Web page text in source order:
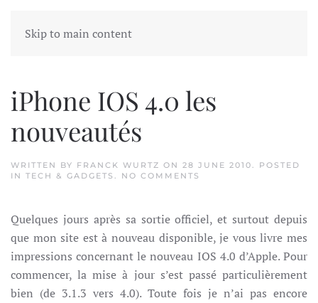
Skip to main content
Tag:4eme gÃ©nÃ©ration
iPhone IOS 4.0 les
nouveautés
WRITTEN BY FRANCK WURTZ ON 28 JUNE 2010. POSTED
IN TECH & GADGETS . NO COMMENTS
LES
NOUVEAUTÉS
Quelques jours après sa sortie officiel, et surtout depuis
que mon site est à nouveau disponible, je vous livre mes
impressions concernant le nouveau IOS 4.0 d’Apple. Pour
commencer, la mise à jour s’est passé particulièrement
bien (de 3.1.3 vers 4.0). Toute fois je n’ai pas encore